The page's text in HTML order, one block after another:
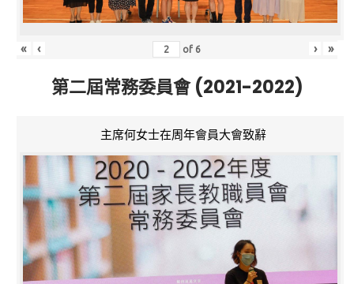
« ‹ of 6 › »
第二屆常務委員會 (2021-2022)
主席何女士在周年會員大會致辭